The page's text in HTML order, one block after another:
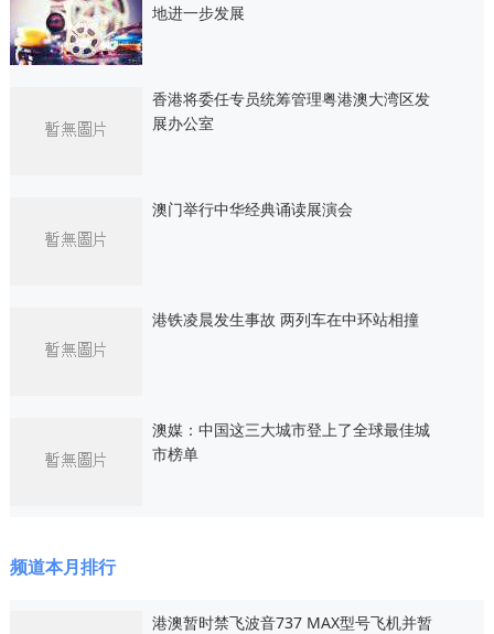
地进一步发展
香港将委任专员统筹管理粤港澳大湾区发
展办公室
澳门举行中华经典诵读展演会
港铁凌晨发生事故 两列车在中环站相撞
澳媒：中国这三大城市登上了全球最佳城
市榜单
频道本月排行
港澳暂时禁飞波音737 MAX型号飞机并暂